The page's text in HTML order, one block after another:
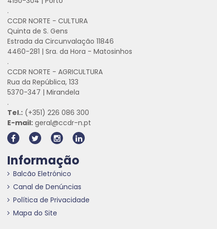
.
CCDR NORTE - CULTURA
Quinta de S. Gens
Estrada da Circunvalação 11846
4460-281 | Sra. da Hora - Matosinhos
.
CCDR NORTE - AGRICULTURA
Rua da República, 133
5370-347 | Mirandela
.
Tel.: (+351) 226 086 300
E-mail: geral@ccdr-n.pt
Informação
Balcão Eletrónico
Canal de Denúncias
Política de Privacidade
Mapa do Site